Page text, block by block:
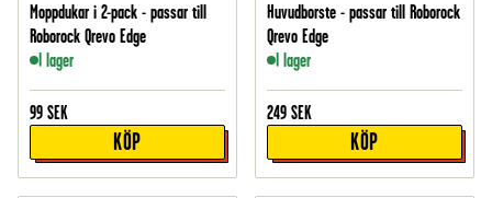
Moppdukar i 2-pack - passar till
Roborock Qrevo Edge
I lager
99 SEK
KÖP
Huvudborste - passar till Roborock
Qrevo Edge
I lager
249 SEK
KÖP